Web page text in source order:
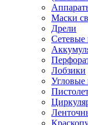
Маски
Дрели
Сетевые
Лобзики